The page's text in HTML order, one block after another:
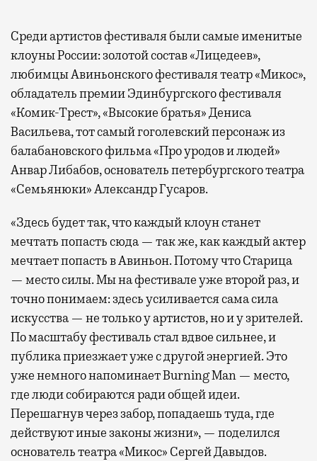
Среди артистов фестиваля были самые именитые
клоуны России: золотой состав «Лицедеев»,
любимцы Авиньонского фестиваля театр «Микос»,
обладатель премии Эдинбургского фестиваля
«Комик-Трест», «Высокие братья» Дениса
Васильева, тот самый гоголевский персонаж из
балабановского фильма «Про уродов и людей»
Анвар Либабов, основатель петербургского театра
«Семьянюки» Александр Гусаров.
«Здесь будет так, что каждый клоун станет
мечтать попасть сюда — так же, как каждый актер
мечтает попасть в Авиньон. Потому что Старица
— место силы. Мы на фестивале уже второй раз, и
точно понимаем: здесь усиливается сама сила
искусства — не только у артистов, но и у зрителей.
По масштабу фестиваль стал вдвое сильнее, и
публика приезжает уже с другой энергией. Это
уже немного напоминает Burning Man — место,
где люди собираются ради общей идеи.
Перешагнув через забор, попадаешь туда, где
действуют иные законы жизни», — поделился
основатель театра «Микос» Сергей Давыдов.